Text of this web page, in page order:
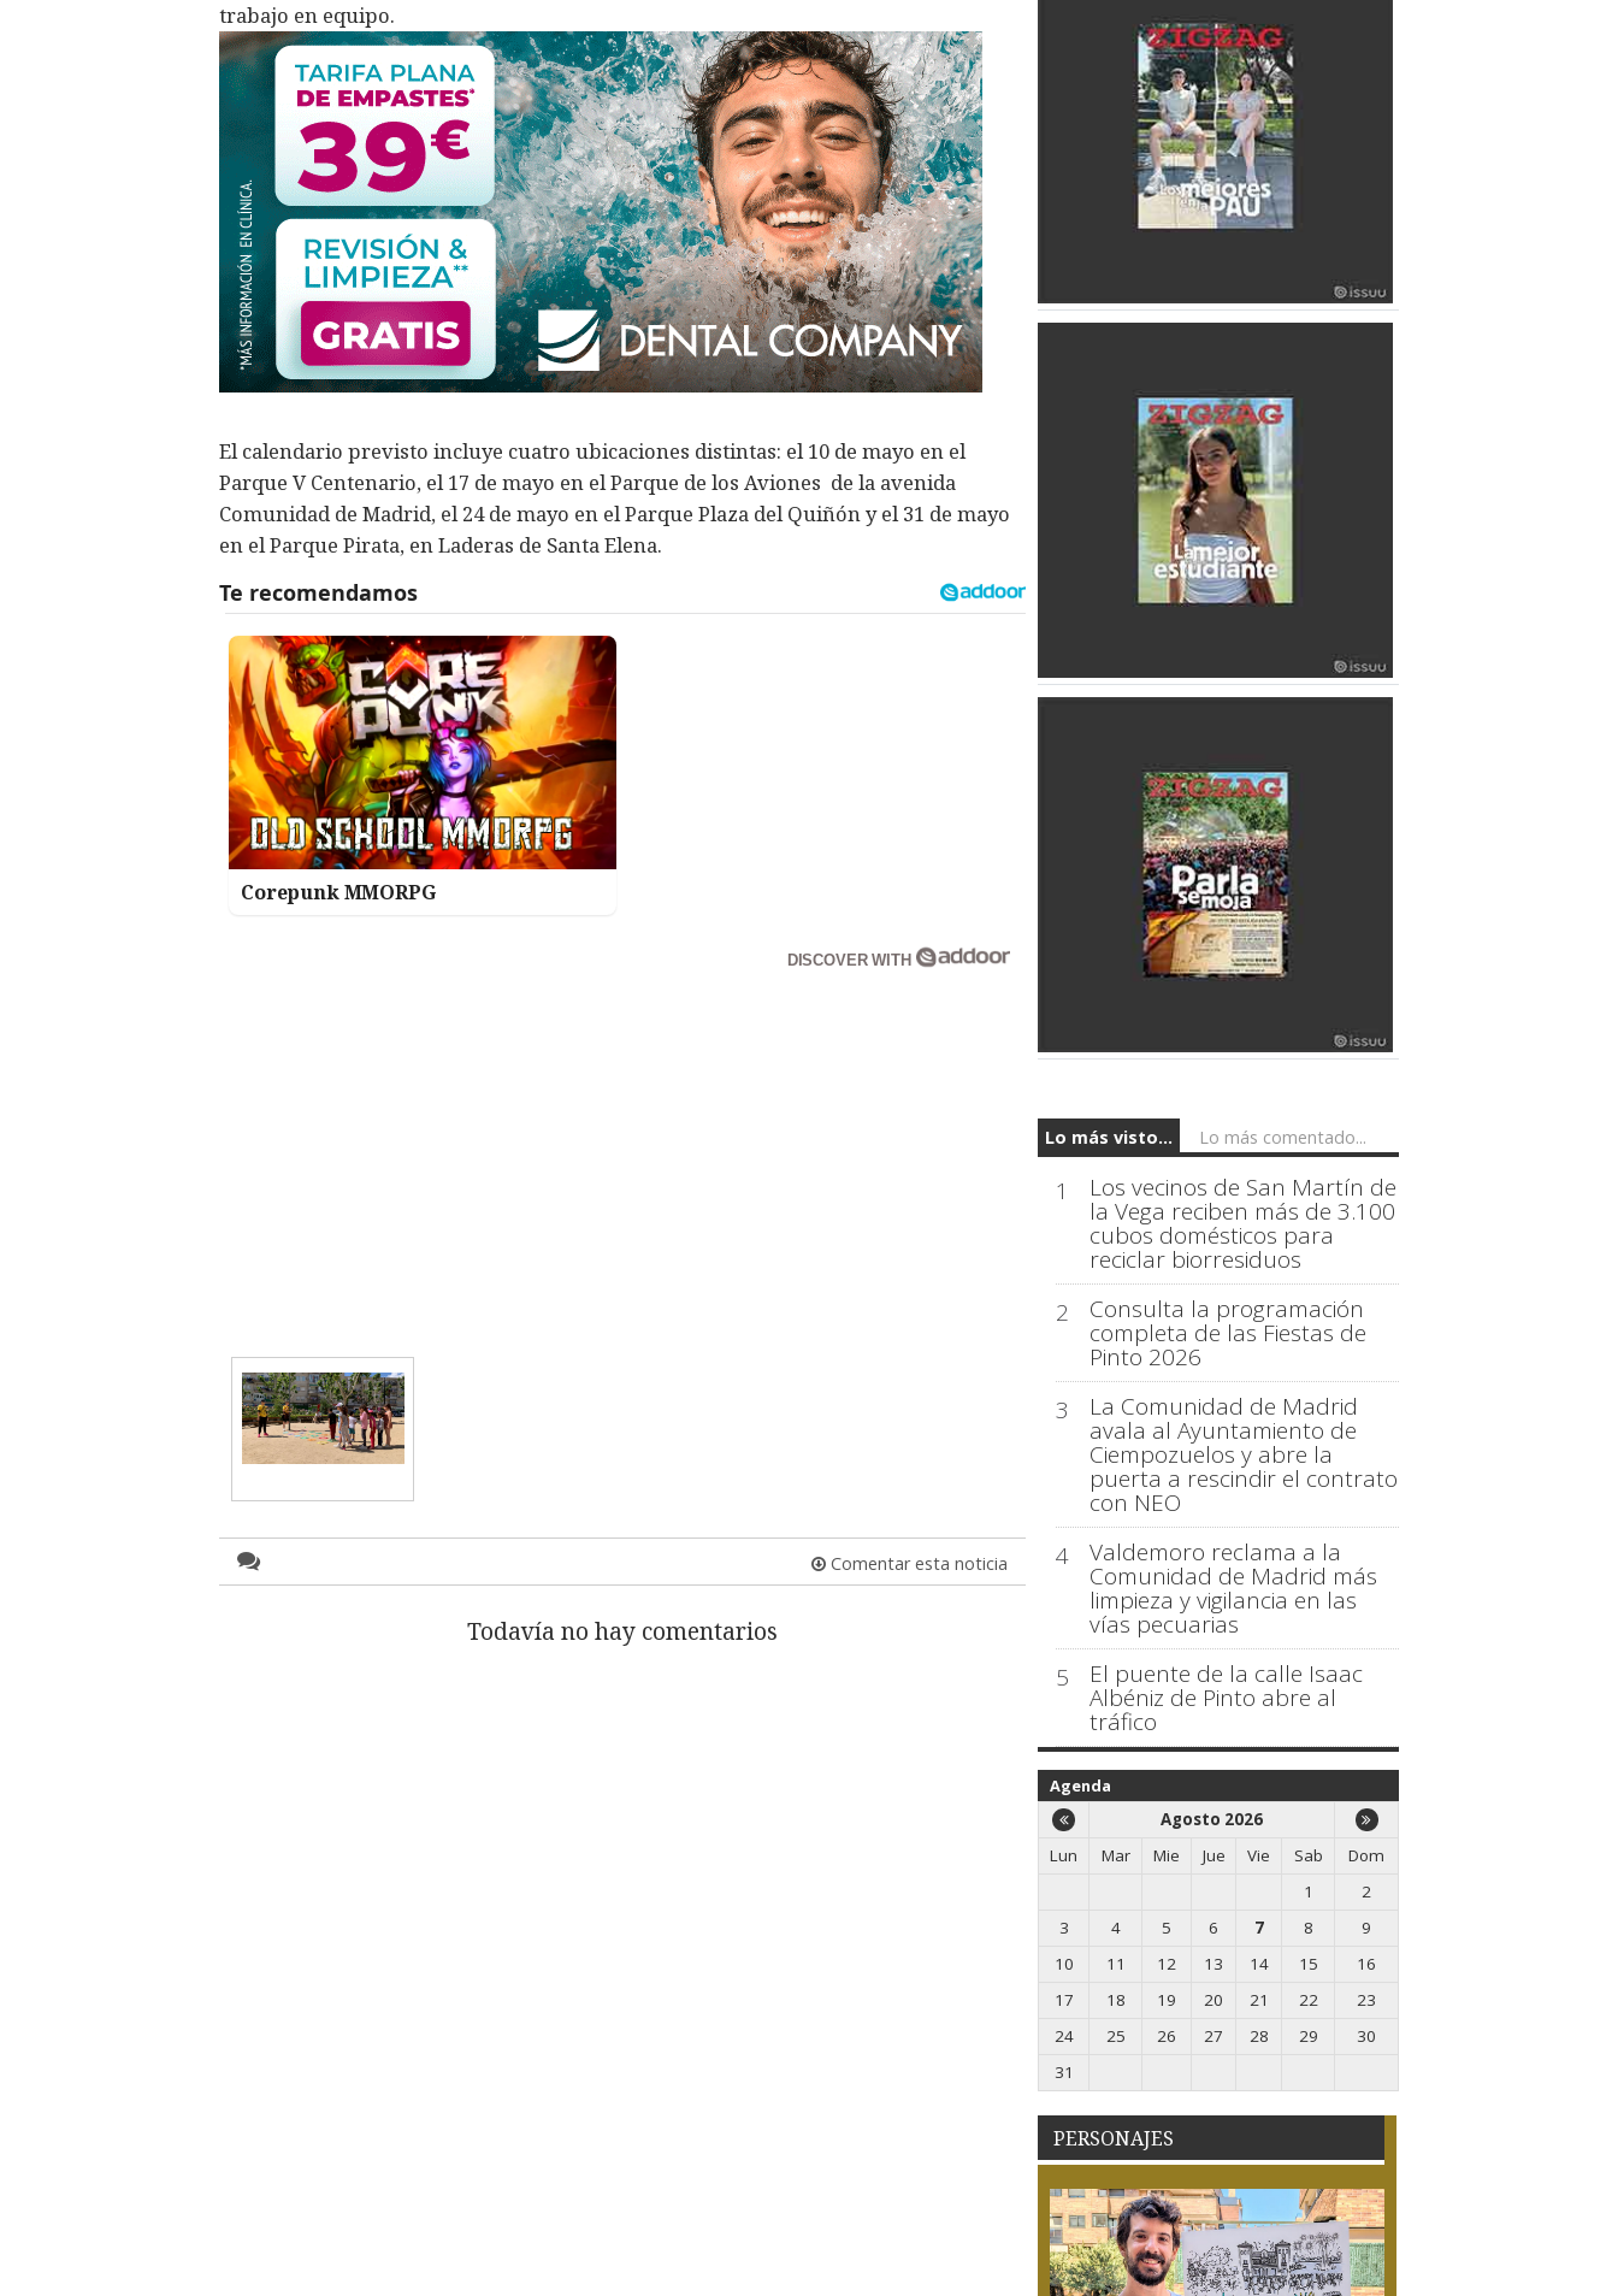
trabajo en equipo.
El calendario previsto incluye cuatro ubicaciones distintas: el 10 de mayo en el
Parque V Centenario, el 17 de mayo en el Parque de los Aviones de la avenida
Comunidad de Madrid, el 24 de mayo en el Parque Plaza del Quiñón y el 31 de mayo
en el Parque Pirata, en Laderas de Santa Elena.
Corepunk MMORPG
DISCOVER WITH
Comentar esta noticia
Todavía no hay comentarios
Lo más visto... Lo más comentado...
1 Los vecinos de San Martín de
la Vega reciben más de 3.100
cubos domésticos para
reciclar biorresiduos
2
Consulta la programación
completa de las Fiestas de
Pinto 2026
3
La Comunidad de Madrid
avala al Ayuntamiento de
Ciempozuelos y abre la
puerta a rescindir el contrato
con NEO
4
Valdemoro reclama a la
Comunidad de Madrid más
limpieza y vigilancia en las
vías pecuarias
5
El puente de la calle Isaac
Albéniz de Pinto abre al
tráfico
Agenda
Agosto 2026
Lun
Mar Mie Jue Vie Sab
Dom
1
2
3
4 5 6 7 8
9
10
11 12 13 14 15
16
17
18 19 20 21 22
23
24
25 26 27 28 29
30
31
PERSONAJES